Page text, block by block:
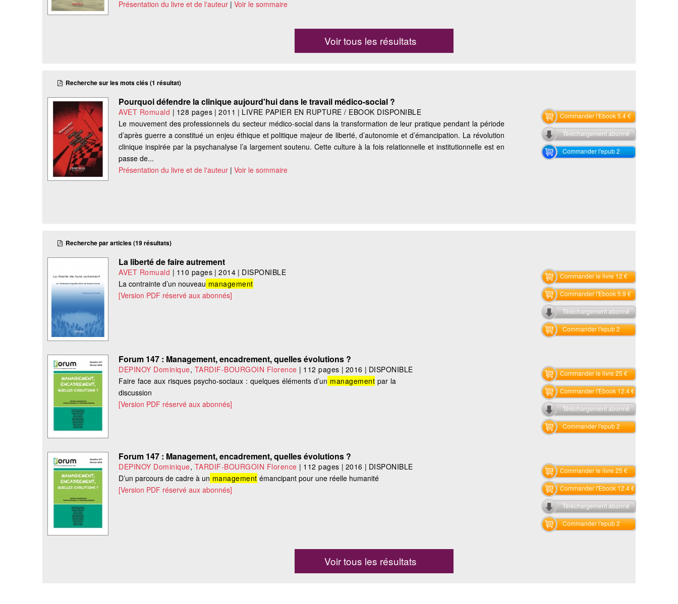
Présentation du livre et de l'auteur |Voir le sommaire
Voir tous les résultats
Recherche sur les mots clés (1 résultat)
Pourquoi défendre la clinique aujourd'hui dans le travail médico-social ?
AVET Romuald | 128 pages |2011 | LIVRE PAPIER EN RUPTURE / EBOOK DISPONIBLE
Le mouvement des professionnels du secteur médico-social dans la transformation de leur pratique pendant la période
d’après guerre a constitué un enjeu éthique et politique majeur de liberté, d’autonomie et d’émancipation. La révolution
clinique inspirée par la psychanalyse l’a largement soutenu. Cette culture à la fois relationnelle et institutionnelle est en
passe de...
Présentation du livre et de l'auteur |Voir le sommaire
Commander l'Ebook 5.4 €
Téléchargement abonné
Commander l'epub 2
Recherche par articles (19 résultats)
La liberté de faire autrement
AVET Romuald | 110 pages |2014 | DISPONIBLE
La contrainte d’un nouveau management
[Version PDF réservé aux abonnés]
Commander le livre 12 €
Commander l'Ebook 5.9 €
Téléchargement abonné
Commander l'epub 2
Forum 147 : Management, encadrement, quelles évolutions ?
DEPINOY Dominique, TARDIF-BOURGOIN Florence | 112 pages | 2016 | DISPONIBLE
Faire face aux risques psycho-sociaux : quelques éléments d’un management par la
discussion
[Version PDF réservé aux abonnés]
Commander le livre 25 €
Commander l'Ebook 12.4 €
Téléchargement abonné
Commander l'epub 2
Forum 147 : Management, encadrement, quelles évolutions ?
DEPINOY Dominique, TARDIF-BOURGOIN Florence | 112 pages | 2016 | DISPONIBLE
D’un parcours de cadre à un management émancipant pour une réelle humanité
[Version PDF réservé aux abonnés]
Commander le livre 25 €
Commander l'Ebook 12.4 €
Téléchargement abonné
Commander l'epub 2
Voir tous les résultats